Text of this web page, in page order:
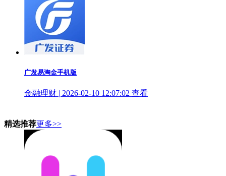
广发易淘金手机版
金融理财 | 2026-02-10 12:07:02 查看
精选推荐更多>>